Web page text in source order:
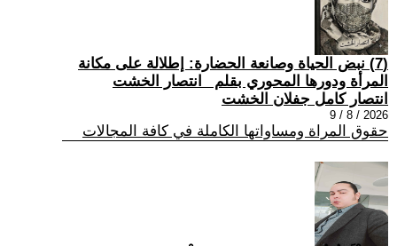
(7) نبض الحياة وصانعة الحضارة: إطلالة على مكانة
المرأة ودورها المحوري بقلم _انتصار الخشت
انتصار كامل جفلان الخشت
2026 / 8 / 9
حقوق المراة ومساواتها الكاملة في كافة المجالات